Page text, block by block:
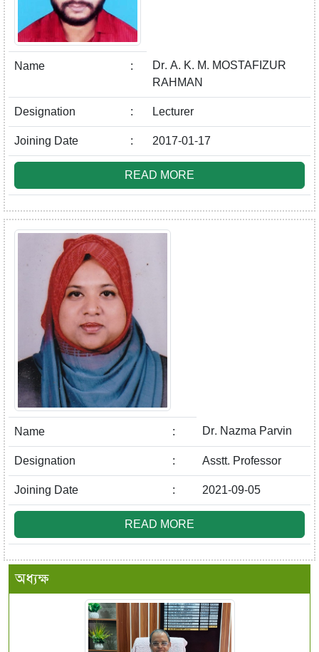
Name :
Dr. A. K. M. MOSTAFIZUR
RAHMAN
Designation : Lecturer
Joining Date : 2017-01-17
READ MORE
Name : Dr. Nazma Parvin
Designation : Asstt. Professor
Joining Date : 2021-09-05
READ MORE
অধ্যক্ষ